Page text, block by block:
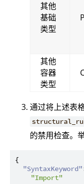
其他
基础
类型
其他
容器
类型
通过将上述表
的禁用检查。
{
"SyntaxKeyword"
"Import"